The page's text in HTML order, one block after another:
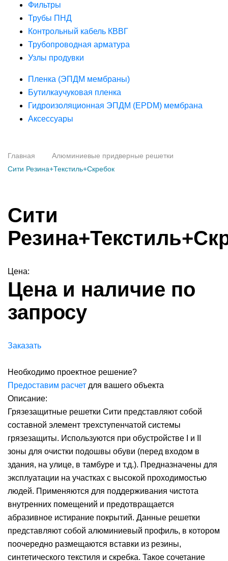
Фильтры
Трубы ПНД
Контрольный кабель КВВГ
Трубопроводная арматура
Узлы продувки
Пленка (ЭПДМ мембраны)
Бутилкаучуковая пленка
Гидроизоляционная ЭПДМ (EPDM) мембрана
Аксессуары
Главная
Алюминиевые придверные решетки
Сити Резина+Текстиль+Скребок
Сити
Цена:
Цена и наличие по
запросу
Заказать
Необходимо проектное решение?
Предоставим расчет для вашего объекта
Описание:
Грязезащитные решетки Сити представляют собой
составной элемент трехступенчатой системы
грязезащиты. Используются при обустройстве I и II
зоны для очистки подошвы обуви (перед входом в
здания, на улице, в тамбуре и т.д.). Предназначены для
эксплуатации на участках с высокой проходимостью
людей. Применяются для поддерживания чистота
внутренних помещений и предотвращается
абразивное истирание покрытий. Данные решетки
представляют собой алюминиевый профиль, в котором
поочередно размещаются вставки из резины,
синтетического текстиля и скребка. Такое сочетание